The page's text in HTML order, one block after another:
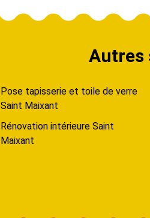
Autres
Pose tapisserie et toile de verre
Saint Maixant
Rénovation intérieure Saint
Maixant